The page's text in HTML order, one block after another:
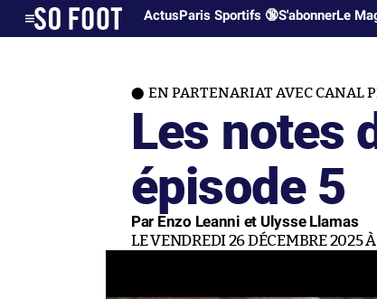
ActusParis Sportifs 🔞S'abonnerLe
EN PARTENARIAT AVEC CANAL
Les notes
épisode 5
Par Enzo Leanni et Ulysse Llamas
LE VENDREDI 26 DÉCEMBRE 2025